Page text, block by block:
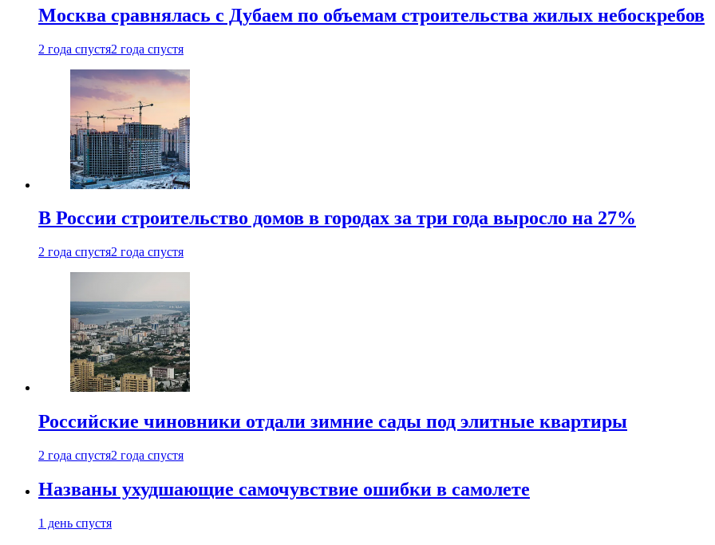
Москва сравнялась с Дубаем по объемам строительства жилых небоскребов
2 года спустя2 года спустя
В России строительство домов в городах за три года выросло на 27%
2 года спустя2 года спустя
Российские чиновники отдали зимние сады под элитные квартиры
2 года спустя2 года спустя
Названы ухудшающие самочувствие ошибки в самолете
1 день спустя